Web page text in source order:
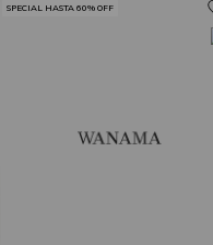
SPECIAL HASTA 60% OFF